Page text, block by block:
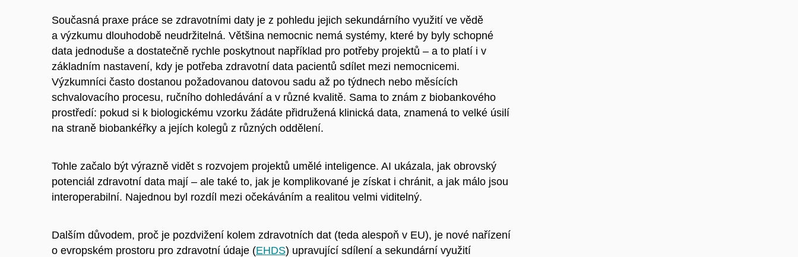
Současná praxe práce se zdravotními daty je z pohledu jejich sekundárního využití ve vědě
a výzkumu dlouhodobě neudržitelná. Většina nemocnic nemá systémy, které by byly schopné
data jednoduše a dostatečně rychle poskytnout například pro potřeby projektů – a to platí i v
základním nastavení, kdy je potřeba zdravotní data pacientů sdílet mezi nemocnicemi.
Výzkumníci často dostanou požadovanou datovou sadu až po týdnech nebo měsících
schvalovacího procesu, ručního dohledávání a v různé kvalitě. Sama to znám z biobankového
prostředí: pokud si k biologickému vzorku žádáte přidružená klinická data, znamená to velké úsilí
na straně biobankéřky a jejích kolegů z různých oddělení.
Tohle začalo být výrazně vidět s rozvojem projektů umělé inteligence. AI ukázala, jak obrovský
potenciál zdravotní data mají – ale také to, jak je komplikované je získat i chránit, a jak málo jsou
interoperabilní. Najednou byl rozdíl mezi očekáváním a realitou velmi viditelný.
Dalším důvodem, proč je pozdvižení kolem zdravotních dat (teda alespoň v EU), je nové nařízení
o evropském prostoru pro zdravotní údaje (EHDS) upravující sdílení a sekundární využití